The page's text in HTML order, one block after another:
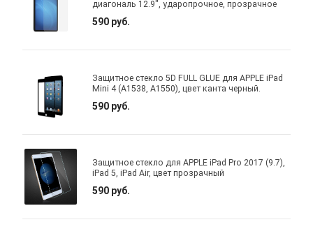
диагональ 12.9", ударопрочное, прозрачное
590 руб.
Защитное стекло 5D FULL GLUE для APPLE iPad
Mini 4 (A1538, A1550), цвет канта черный.
590 руб.
Защитное стекло для APPLE iPad Pro 2017 (9.7),
iPad 5, iPad Air, цвет прозрачный
590 руб.